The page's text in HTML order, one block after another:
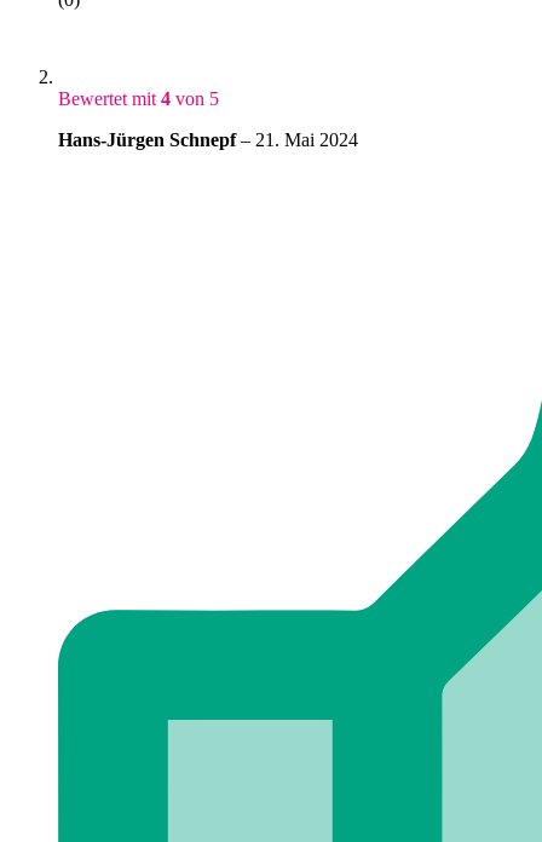
Bewertet mit 4 von 5
Hans-Jürgen Schnepf– 21. Mai 2024